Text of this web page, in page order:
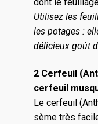
Utilisez les
les potages :
délicieux goût
2 Cerfeuil
cerfeuil
Le cerfeuil
sème très